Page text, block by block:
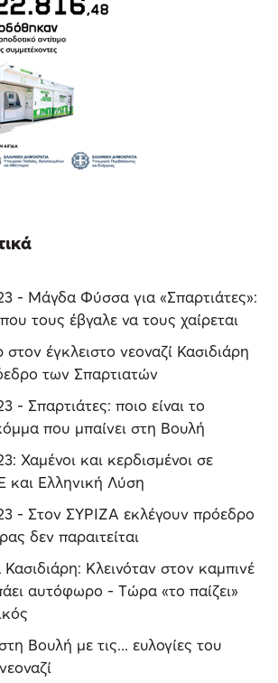
- Μάγδα Φύσσα για «Σπαρτιάτες»:
τους έβγαλε να τους χαίρεται
έγκλειστο νεοναζί Κασιδιάρη
των Σπαρτιατών
- Σπαρτιάτες: ποιο είναι το
που μπαίνει στη Βουλή
Χαμένοι και κερδισμένοι σε
Ελληνική Λύση
- Στον ΣΥΡΙΖΑ εκλέγουν πρόεδρο
δεν παραιτείται
Κασιδιάρη: Κλεινόταν στον καμπινέ
αυτόφωρο - Tώρα «το παίζει»
Βουλή με τις... ευλογίες του